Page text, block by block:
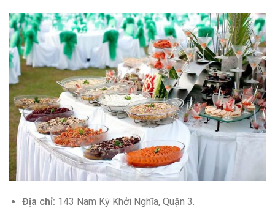
Địa chỉ: 143 Nam Kỳ Khởi Nghĩa, Quận 3.